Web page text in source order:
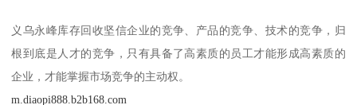
义乌永峰库存回收坚信企业的竞争、产品的竞争、技术的竞争，归
根到底是人才的竞争，只有具备了高素质的员工才能形成高素质的
企业，才能掌握市场竞争的主动权。
m.diaopi888.b2b168.com